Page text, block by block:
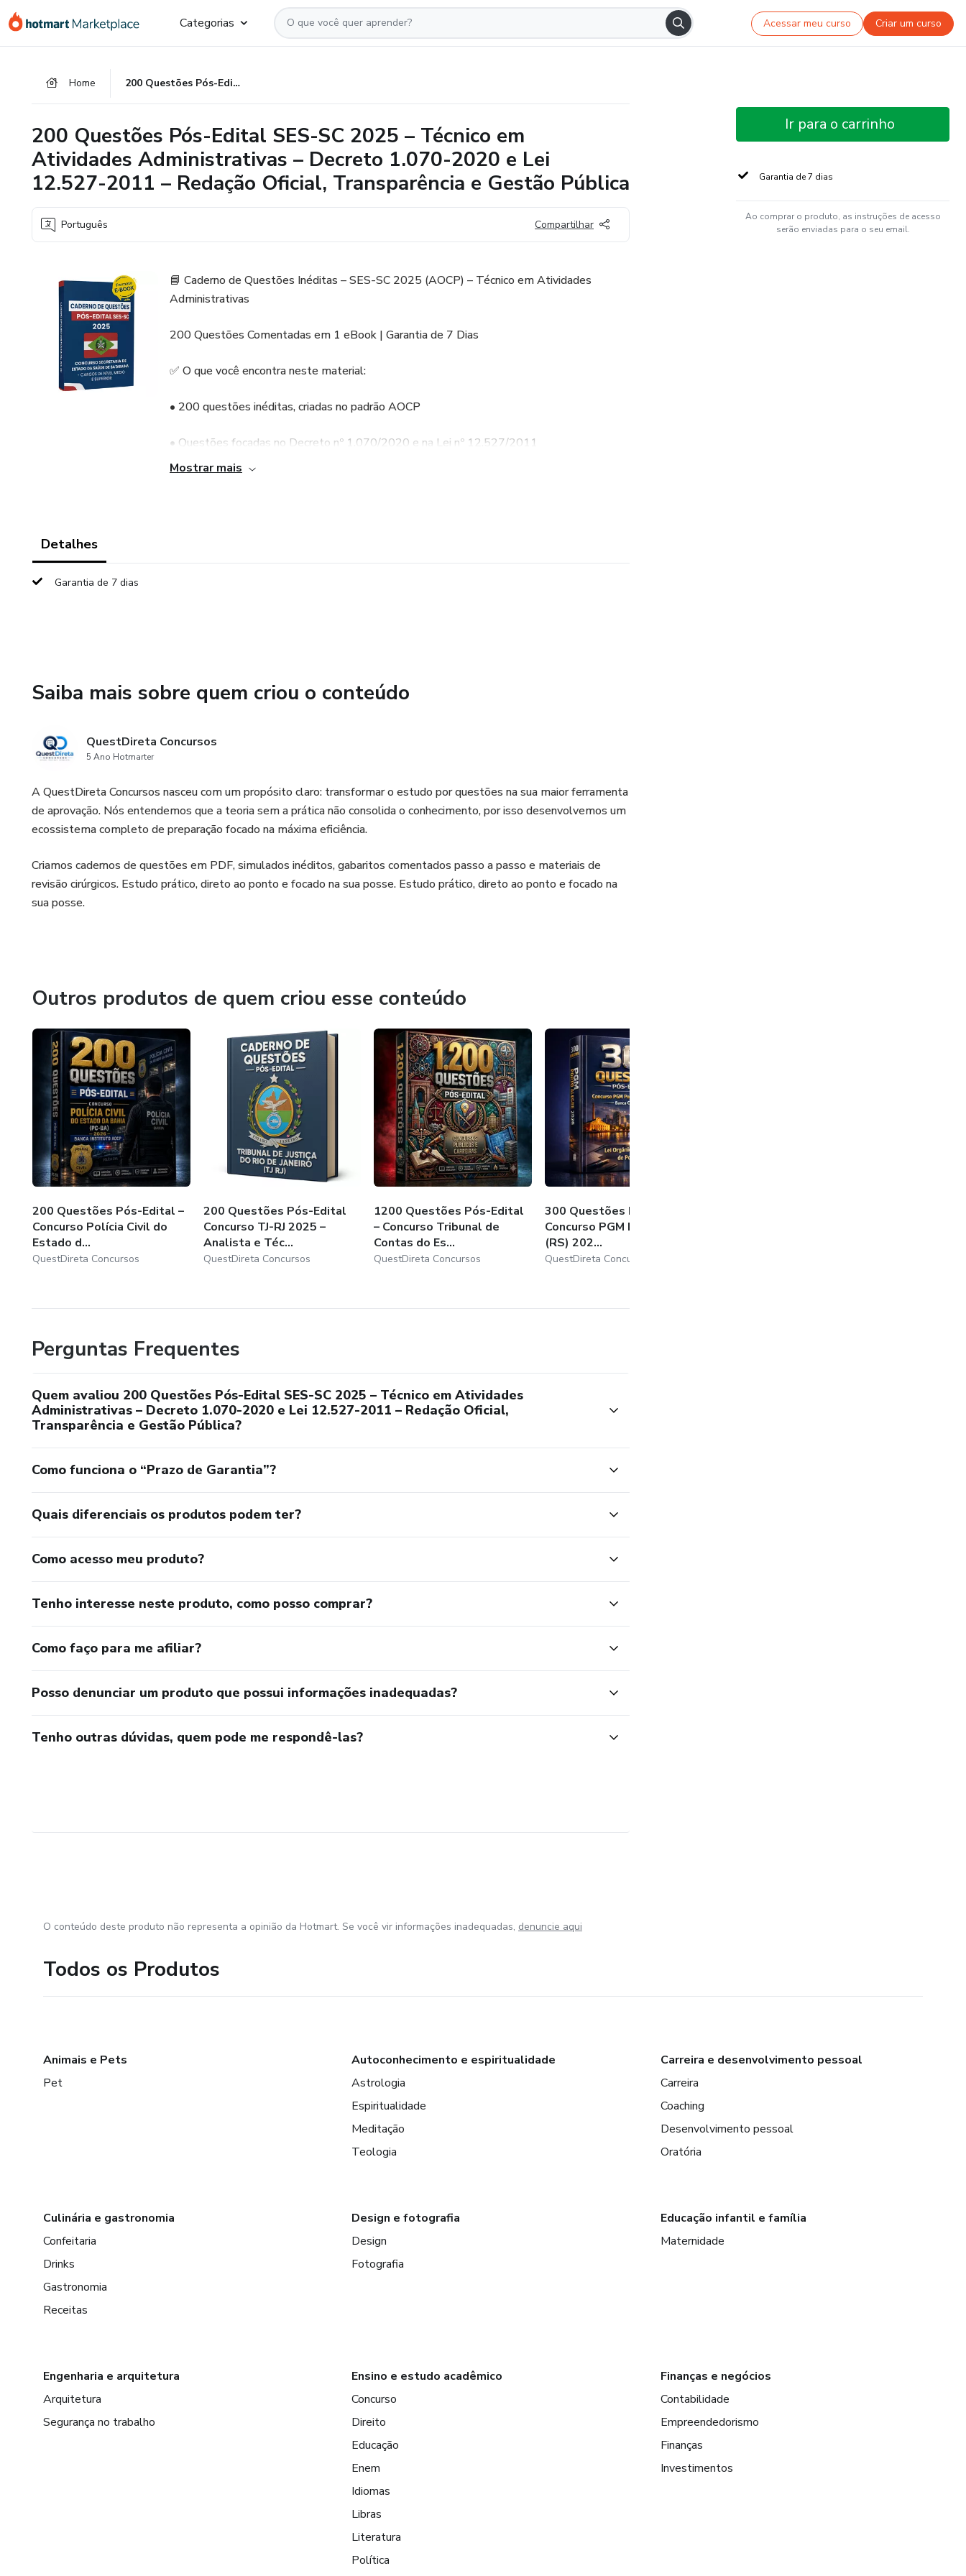
para
para
para
Categorias Acessar meu curso Criar um curso
Home 200 Questões Pós-Edital SES-SC 2025 – Técnico em Atividades Administrativas – Decreto 1.070-2020 e Lei 12.527-2011 – Redação Oficial, Transparência e Gestão Pública
200 Questões Pós-Edital SES-SC 2025 – Técnico em
Atividades Administrativas – Decreto 1.070-2020 e Lei
12.527-2011 – Redação Oficial, Transparência e Gestão Pública
Português Compartilhar
📘 Caderno de Questões Inéditas – SES-SC 2025 (AOCP) – Técnico em Atividades
Administrativas
200 Questões Comentadas em 1 eBook | Garantia de 7 Dias
✅ O que você encontra neste material:
• 200 questões inéditas, criadas no padrão AOCP
• Questões focadas no Decreto nº 1.070/2020 e na Lei nº 12.527/2011
• Precisa revisar Redação Oficial, Transparência e Gestão Pública
• Quer prática objetiva e direcionada ao edital
• Busca treino essencial para consolidar leitura e aumentar acertos
• Acesso imediato — estude ainda hoje
• Treino real no estilo AOCP (interpretação + “letra da lei”)
📌 Por que isso importa?
O conteúdo administrativo para Técnico exige domínio literal e aplicado — área em que a
AOCP costuma ser bem específica.
• Quem só leu, erra.
• Quem treinou, acerta.
💡 Garantia de 7 dias — risco zero.
Mostrar mais
Detalhes
Garantia de 7 dias
Saiba mais sobre quem criou o conteúdo
QuestDireta Concursos
5 Ano Hotmarter
A QuestDireta Concursos nasceu com um propósito claro: transformar o estudo por questões na sua maior ferramenta
de aprovação. Nós entendemos que a teoria sem a prática não consolida o conhecimento, por isso desenvolvemos um
ecossistema completo de preparação focado na máxima eficiência.
Criamos cadernos de questões em PDF, simulados inéditos, gabaritos comentados passo a passo e materiais de
revisão cirúrgicos. Estudo prático, direto ao ponto e focado na sua posse. Estudo prático, direto ao ponto e focado na
sua posse.
Outros produtos de quem criou esse conteúdo
200 Questões Pós-Edital –
Concurso Polícia Civil do
Estado d...
QuestDireta Concursos
200 Questões Pós-Edital
Concurso TJ-RJ 2025 –
Analista e Téc...
QuestDireta Concursos
1200 Questões Pós-Edital
– Concurso Tribunal de
Contas do Es...
QuestDireta Concursos
300 Questões Pós-Edital –
Concurso PGM Porto Alegre
(RS) 202...
QuestDireta Concursos
Perguntas Frequentes
Quem avaliou 200 Questões Pós-Edital SES-SC 2025 – Técnico em Atividades
Administrativas – Decreto 1.070-2020 e Lei 12.527-2011 – Redação Oficial,
Transparência e Gestão Pública?
Como funciona o “Prazo de Garantia”?
Quais diferenciais os produtos podem ter?
Como acesso meu produto?
Tenho interesse neste produto, como posso comprar?
Como faço para me afiliar?
Posso denunciar um produto que possui informações inadequadas?
Tenho outras dúvidas, quem pode me respondê-las?
Ir para o carrinho
Garantia de 7 dias
Ao comprar o produto, as instruções de acesso
serão enviadas para o seu email.
O conteúdo deste produto não representa a opinião da Hotmart. Se você vir informações inadequadas, denuncie aqui
Todos os Produtos
Animais e Pets
Pet
Autoconhecimento e espiritualidade
Astrologia
Espiritualidade
Meditação
Teologia
Carreira e desenvolvimento pessoal
Carreira
Coaching
Desenvolvimento pessoal
Oratória
Culinária e gastronomia
Confeitaria
Drinks
Gastronomia
Receitas
Design e fotografia
Design
Fotografia
Educação infantil e família
Maternidade
Engenharia e arquitetura
Arquitetura
Segurança no trabalho
Ensino e estudo acadêmico
Concurso
Direito
Educação
Enem
Idiomas
Libras
Literatura
Política
Finanças e negócios
Contabilidade
Empreendedorismo
Finanças
Investimentos